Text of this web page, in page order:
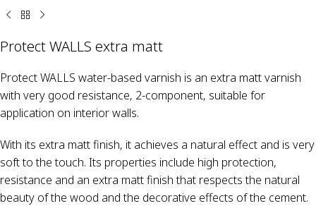
Protect WALLS extra matt
Protect WALLS water-based varnish is an extra matt varnish
with very good resistance, 2-component, suitable for
application on interior walls.
With its extra matt finish, it achieves a natural effect and is very
soft to the touch. Its properties include high protection,
resistance and an extra matt finish that respects the natural
beauty of the wood and the decorative effects of the cement.